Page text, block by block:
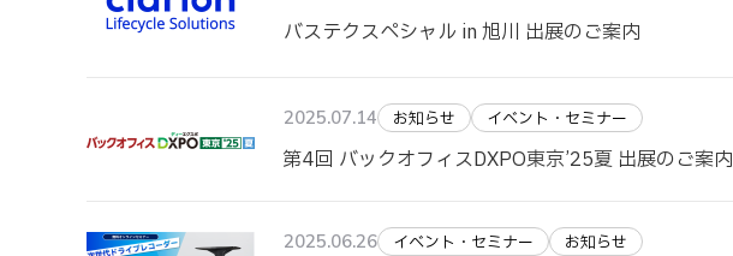
バステクスペシャル in 旭川 出展のご案内
2025.07.14 お知らせ イベント・セミナー
第4回 バックオフィスDXPO東京’25夏 出展のご案内
2025.06.26 イベント・セミナー お知らせ